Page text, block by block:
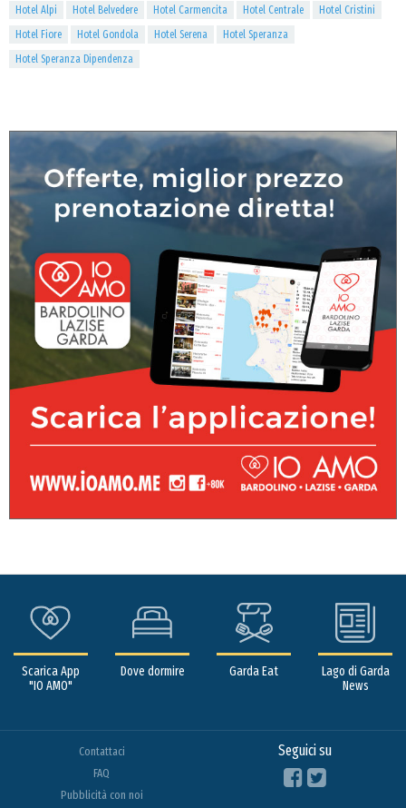
Hotel Alpi Hotel Belvedere Hotel Carmencita Hotel Centrale
Hotel Cristini
Hotel Fiore
Hotel Gondola Hotel Serena
Hotel Speranza
Hotel Speranza Dipendenza
Scarica App
"IO AMO"
Dove dormire Garda Eat
Lago di Garda
News
Contattaci
FAQ
Pubblicità con noi
Seguici su